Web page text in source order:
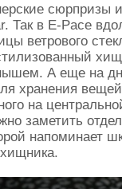
сюрпризы
Так в E-Pace
ветрового
А еще на
хранения
на
заметить
напоминает